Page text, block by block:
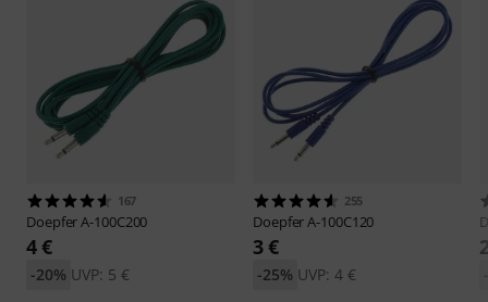
167
DoepferA-100C200
4 €
UVP: 5 €
-20%
255
DoepferA-100C120
3 €
UVP: 4 €
-25%